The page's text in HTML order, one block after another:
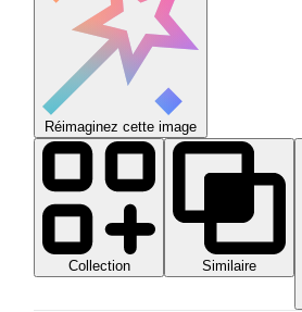
Réimaginez cette image
Collection
Similaire